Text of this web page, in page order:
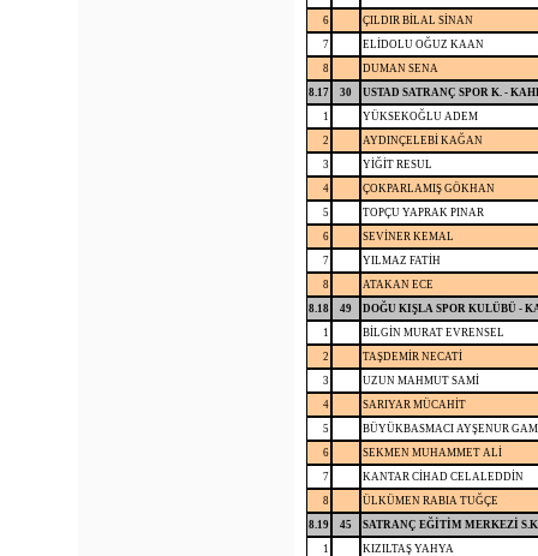
6
ÇILDIR BİLAL SİNAN
7
ELİDOLU OĞUZ KAAN
8
DUMAN SENA
8.17
30
USTAD SATRANÇ SPOR K. -
1
YÜKSEKOĞLU ADEM
2
AYDINÇELEBİ KAĞAN
3
YİĞİT RESUL
4
ÇOKPARLAMIŞ GÖKHAN
5
TOPÇU YAPRAK PINAR
6
SEVİNER KEMAL
7
YILMAZ FATİH
8
ATAKAN ECE
8.18
49
DOĞU KIŞLA SPOR KULÜBÜ -
1
BİLGİN MURAT EVRENSEL
2
TAŞDEMİR NECATİ
3
UZUN MAHMUT SAMİ
4
SARIYAR MÜCAHİT
5
BÜYÜKBASMACI AYŞENUR
6
SEKMEN MUHAMMET ALİ
7
KANTAR CİHAD CELALEDDİN
8
ÜLKÜMEN RABIA TUĞÇE
8.19
45
SATRANÇ EĞİTİM MERKEZİ
1
KIZILTAŞ YAHYA